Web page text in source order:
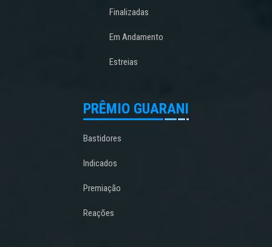
Finalizadas
Em Andamento
Estreias
PRÊMIO GUARANI
Bastidores
Indicados
Premiação
Reações